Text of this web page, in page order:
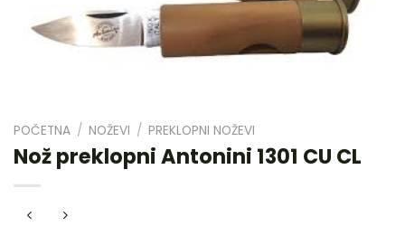
DODAJ
U
POČETNA / NOŽEVI / PREKLOPNI NOŽEVI
Nož preklopni Antonini 1301 CU CL